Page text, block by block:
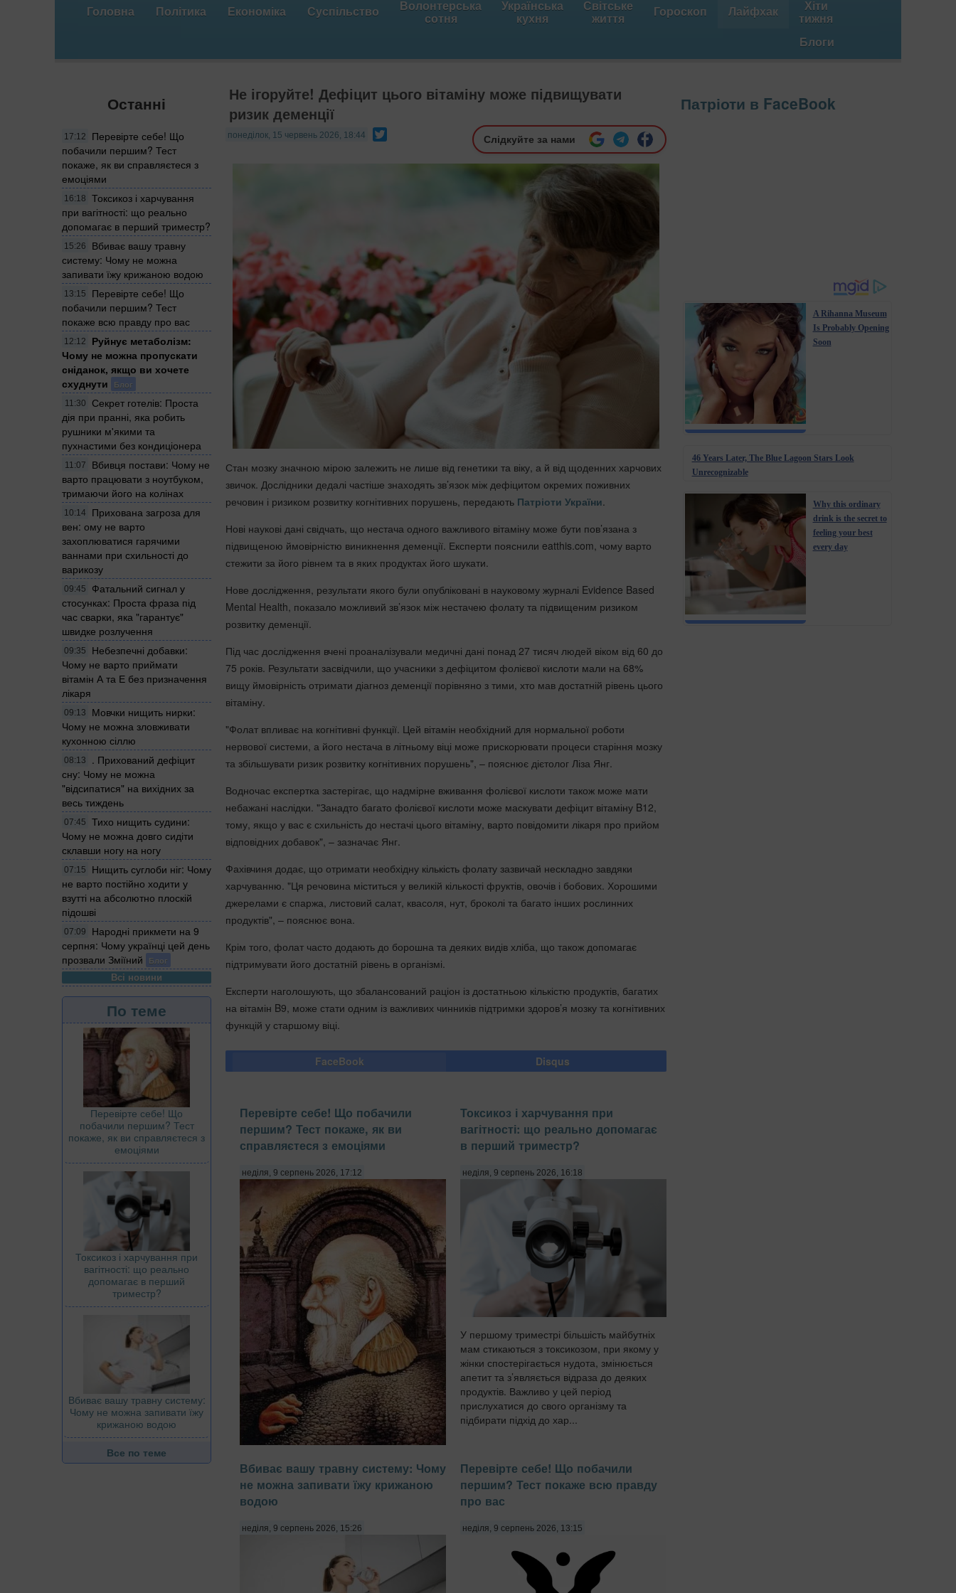
Головна Політика Економіка Суспільство Волонтерська
сотня
Українська
кухня
Світське
життя Гороскоп Лайфхак Хіти
тижня
Блоги
Останні
17:12
Перевірте себе! Що
побачили першим? Тест
покаже, як ви справляєтеся з
емоціями
16:18
Токсикоз і харчування
при вагітності: що реально
допомагає в перший триместр?
15:26
Вбиває вашу травну
систему: Чому не можна
запивати їжу крижаною водою
13:15
Перевірте себе! Що
побачили першим? Тест
покаже всю правду про вас
12:12
Руйнує метаболізм:
Чому не можна пропускати
сніданок, якщо ви хочете
схуднути
Блог
11:30
Секрет готелів: Проста
дія при пранні, яка робить
рушники м'якими та
пухнастими без кондиціонера
11:07
Вбивця постави: Чому не
варто працювати з ноутбуком,
тримаючи його на колінах
10:14
Прихована загроза для
вен: ому не варто
захоплюватися гарячими
ваннами при схильності до
варикозу
09:45
Фатальний сигнал у
стосунках: Проста фраза під
час сварки, яка "гарантує"
швидке розлучення
09:35
Небезпечні добавки:
Чому не варто приймати
вітамін А та Е без призначення
лікаря
09:13
Мовчки нищить нирки:
Чому не можна зловживати
кухонною сіллю
08:13
. Прихований дефіцит
сну: Чому не можна
"відсипатися" на вихідних за
весь тиждень
07:45
Тихо нищить судини:
Чому не можна довго сидіти
склавши ногу на ногу
07:15
Нищить суглоби ніг: Чому
не варто постійно ходити у
взутті на абсолютно плоскій
підошві
07:09
Народні прикмети на 9
серпня: Чому українці цей день
прозвали Зміїний
Блог
Всі новини
По теме
Перевірте себе! Що
побачили першим? Тест
покаже, як ви справляєтеся з
емоціями
Токсикоз і харчування при
вагітності: що реально
допомагає в перший
триместр?
Вбиває вашу травну систему:
Чому не можна запивати їжу
крижаною водою
Все по теме
Не ігоруйте! Дефіцит цього вітаміну може підвищувати
ризик деменції
понеділок, 15 червень 2026, 18:44 Слідкуйте за нами
Стан мозку значною мірою залежить не лише від генетики та віку, а й від щоденних харчових
звичок. Дослідники дедалі частіше знаходять зв’язок між дефіцитом окремих поживних
речовин і ризиком розвитку когнітивних порушень, передають Патріоти України
Нові наукові дані свідчать, що нестача одного важливого вітаміну може бути пов’язана з
підвищеною ймовірністю виникнення деменції. Експерти пояснили eatthis.com, чому варто
стежити за його рівнем та в яких продуктах його шукати.
Нове дослідження, результати якого були опубліковані в науковому журналі Evidence Based
Mental Health, показало можливий зв’язок між нестачею фолату та підвищеним ризиком
розвитку деменції.
Під час дослідження вчені проаналізували медичні дані понад 27 тисяч людей віком від 60 до
75 років. Результати засвідчили, що учасники з дефіцитом фолієвої кислоти мали на 68%
вищу ймовірність отримати діагноз деменції порівняно з тими, хто мав достатній рівень цього
вітаміну.
"Фолат впливає на когнітивні функції. Цей вітамін необхідний для нормальної роботи
нервової системи, а його нестача в літньому віці може прискорювати процеси старіння мозку
та збільшувати ризик розвитку когнітивних порушень", – пояснює дієтолог Ліза Янг.
Водночас експертка застерігає, що надмірне вживання фолієвої кислоти також може мати
небажані наслідки. "Занадто багато фолієвої кислоти може маскувати дефіцит вітаміну B12,
тому, якщо у вас є схильність до нестачі цього вітаміну, варто повідомити лікаря про прийом
відповідних добавок", – зазначає Янг.
Фахівчиня додає, що отримати необхідну кількість фолату зазвичай нескладно завдяки
харчуванню. "Ця речовина міститься у великій кількості фруктів, овочів і бобових. Хорошими
джерелами є спаржа, листовий салат, квасоля, нут, броколі та багато інших рослинних
продуктів", – пояснює вона.
Крім того, фолат часто додають до борошна та деяких видів хліба, що також допомагає
підтримувати його достатній рівень в організмі.
Експерти наголошують, що збалансований раціон із достатньою кількістю продуктів, багатих
на вітамін B9, може стати одним із важливих чинників підтримки здоров’я мозку та когнітивних
функцій у старшому віці.
FaceBook Disqus
Перевірте себе! Що побачили
першим? Тест покаже, як ви
справляєтеся з емоціями
неділя, 9 серпень 2026, 17:12
Здатність нашого мозку фокусуватися на
певних деталях зображення може чимало
розповісти про пріоритети, характер та
особливості мислення. Подібні оптичні
дзеркала, яке відображає наші внутрішні
Токсикоз і харчування при
вагітності: що реально допомагає
в перший триместр?
неділя, 9 серпень 2026, 16:18
У першому триместрі більшість майбутніх
мам стикаються з токсикозом, при якому у
жінки спостерігається нудота, змінюється
апетит та з’являється відраза до деяких
продуктів. Важливо у цей період
прислухатися до свого організму та
підбирати підхід до хар...
Вбиває вашу травну систему: Чому
не можна запивати їжу крижаною
водою
неділя, 9 серпень 2026, 15:26
Перевірте себе! Що побачили
першим? Тест покаже всю правду
про вас
неділя, 9 серпень 2026, 13:15
Патріоти в FaceBook
A Rihanna Museum
Is Probably Opening
Soon
46 Years Later, The Blue Lagoon Stars Look
Unrecognizable
Why this ordinary
drink is the secret to
feeling your best
every day